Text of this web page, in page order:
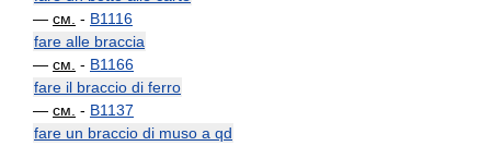
— см. - B1116
fare alle braccia
— см. - B1166
fare il braccio di ferro
— см. - B1137
fare un braccio di muso a qd